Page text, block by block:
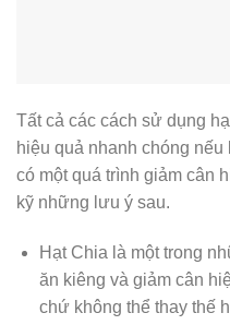
Tất cả các cách sử dụng
hiệu quả nhanh chóng
có một quá trình giảm cân
kỹ những lưu ý sau.
Hạt Chia là một trong
ăn kiêng và giảm cân
chứ không thể thay thế